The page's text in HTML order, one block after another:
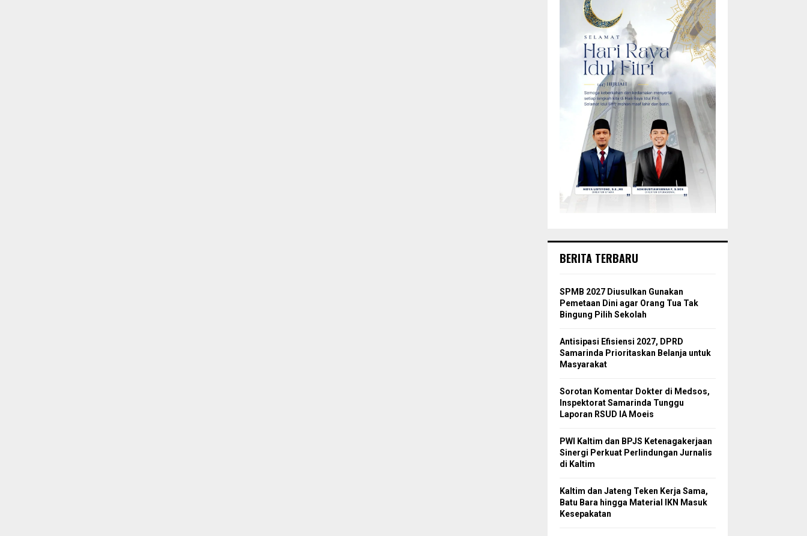
BERITA TERBARU
SPMB 2027 Diusulkan Gunakan
Pemetaan Dini agar Orang Tua Tak
Bingung Pilih Sekolah
Antisipasi Efisiensi 2027, DPRD
Samarinda Prioritaskan Belanja untuk
Masyarakat
Sorotan Komentar Dokter di Medsos,
Inspektorat Samarinda Tunggu
Laporan RSUD IA Moeis
PWI Kaltim dan BPJS Ketenagakerjaan
Sinergi Perkuat Perlindungan Jurnalis
di Kaltim
Kaltim dan Jateng Teken Kerja Sama,
Batu Bara hingga Material IKN Masuk
Kesepakatan